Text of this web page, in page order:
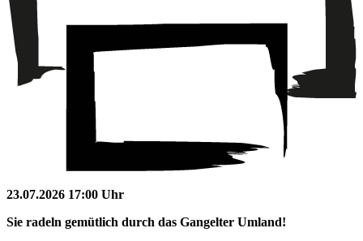
23.07.2026 17:00 Uhr
Sie radeln gemütlich durch das Gangelter Umland!